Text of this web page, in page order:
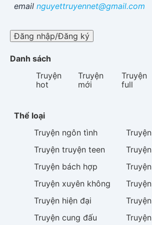
email nguyettruyennet@gmail.com
Đăng nhập/Đăng ký
Danh sách
Truyện
hot
Truyện
mới
Truyện
full
Thể loại
Truyện ngôn tình Truyện
Truyện truyện teen Truyện
Truyện bách hợp Truyện
Truyện xuyên không Truyện
Truyện hiện đại Truyện
Truyện cung đấu Truyện